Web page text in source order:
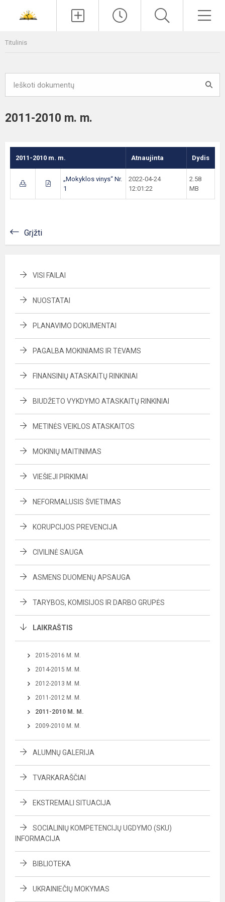
Titulinis
2011-2010 m. m.
2011-2010 m. m. Atnaujinta Dydis
„Mokyklos vinys“ Nr.
1
2022-04-24
12:01:22
2.58
MB
Grįžti
VISI FAILAI
NUOSTATAI
PLANAVIMO DOKUMENTAI
PAGALBA MOKINIAMS IR TĖVAMS
FINANSINIŲ ATASKAITŲ RINKINIAI
BIUDŽETO VYKDYMO ATASKAITŲ RINKINIAI
METINĖS VEIKLOS ATASKAITOS
MOKINIŲ MAITINIMAS
VIEŠIEJI PIRKIMAI
NEFORMALUSIS ŠVIETIMAS
KORUPCIJOS PREVENCIJA
CIVILINĖ SAUGA
ASMENS DUOMENŲ APSAUGA
TARYBOS, KOMISIJOS IR DARBO GRUPĖS
LAIKRAŠTIS
2015-2016 M. M.
2014-2015 M. M.
2012-2013 M. M.
2011-2012 M. M.
2011-2010 M. M.
2009-2010 M. M.
ALUMNŲ GALERIJA
TVARKARAŠČIAI
EKSTREMALI SITUACIJA
SOCIALINIŲ KOMPETENCIJŲ UGDYMO (SKU)
INFORMACIJA
BIBLIOTEKA
UKRAINIEČIŲ MOKYMAS